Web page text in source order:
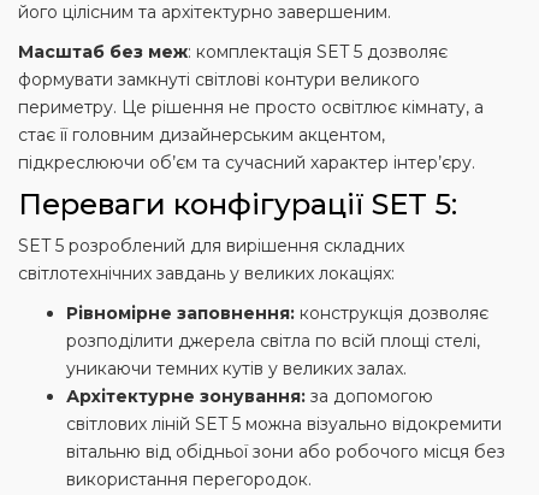
його цілісним та архітектурно завершеним.
Масштаб без меж: комплектація SET 5 дозволяє
формувати замкнуті світлові контури великого
периметру. Це рішення не просто освітлює кімнату, а
стає її головним дизайнерським акцентом,
підкреслюючи об’єм та сучасний характер інтер’єру.
Переваги конфігурації SET 5:
SET 5 розроблений для вирішення складних
світлотехнічних завдань у великих локаціях:
Рівномірне заповнення: конструкція дозволяє
розподілити джерела світла по всій площі стелі,
уникаючи темних кутів у великих залах.
Архітектурне зонування: за допомогою
світлових ліній SET 5 можна візуально відокремити
вітальню від обідньої зони або робочого місця без
використання перегородок.